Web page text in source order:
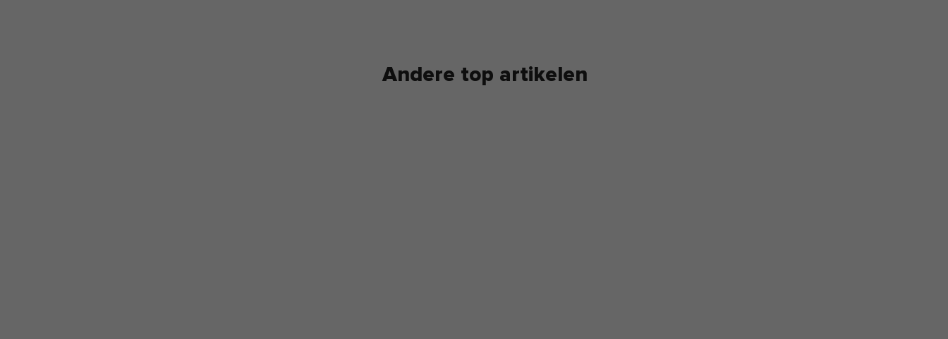
Andere top artikelen